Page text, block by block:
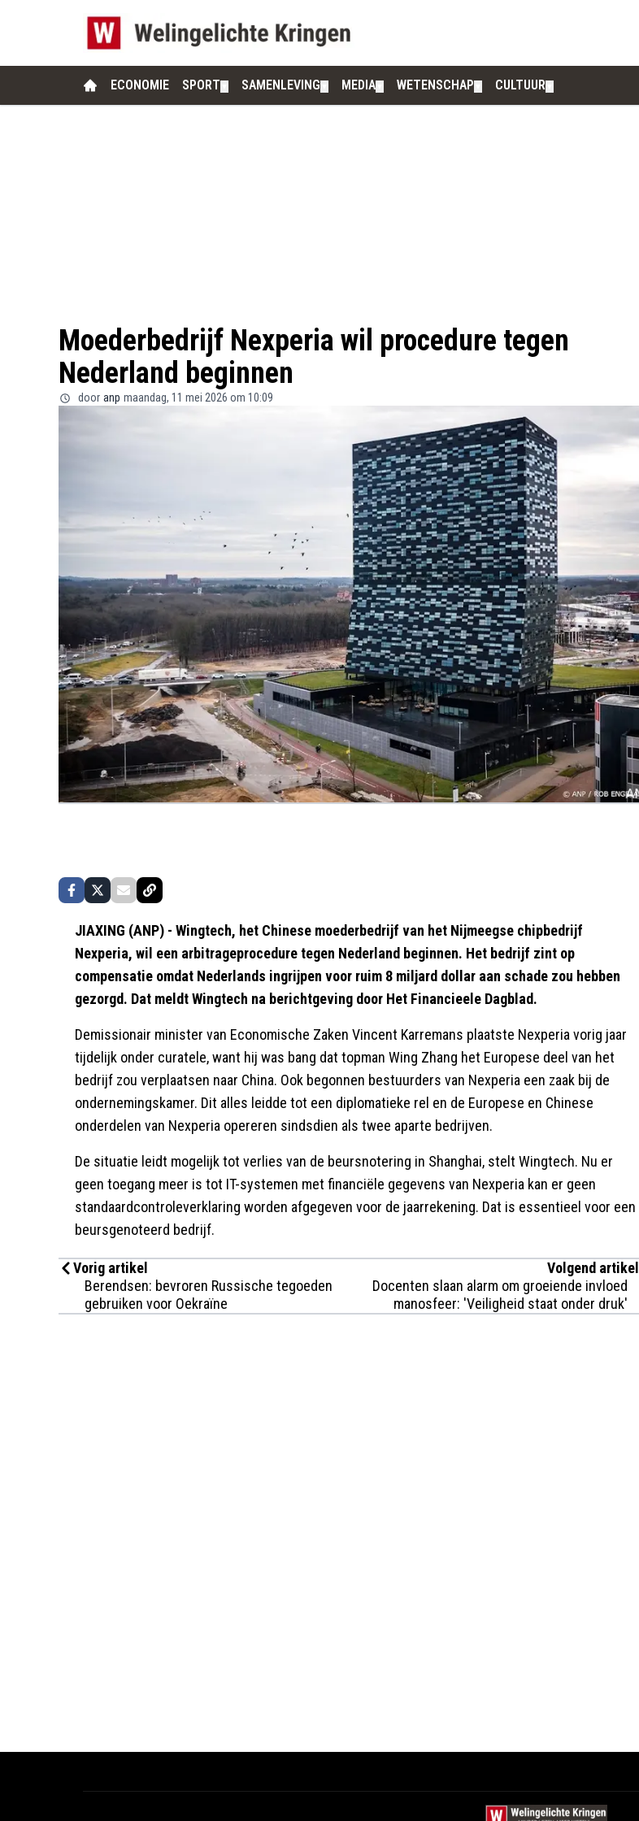
ECONOMIE SPORT SAMENLEVING MEDIA WETENSCHAP CULTUUR
Moederbedrijf Nexperia wil procedure tegen
Nederland beginnen
door anp maandag, 11 mei 2026 om 10:09
JIAXING (ANP) - Wingtech, het Chinese moederbedrijf van het Nijmeegse chipbedrijf
Nexperia, wil een arbitrageprocedure tegen Nederland beginnen. Het bedrijf zint op
compensatie omdat Nederlands ingrijpen voor ruim 8 miljard dollar aan schade zou hebben
gezorgd. Dat meldt Wingtech na berichtgeving door Het Financieele Dagblad.
Demissionair minister van Economische Zaken Vincent Karremans plaatste Nexperia vorig jaar
tijdelijk onder curatele, want hij was bang dat topman Wing Zhang het Europese deel van het
bedrijf zou verplaatsen naar China. Ook begonnen bestuurders van Nexperia een zaak bij de
ondernemingskamer. Dit alles leidde tot een diplomatieke rel en de Europese en Chinese
onderdelen van Nexperia opereren sindsdien als twee aparte bedrijven.
De situatie leidt mogelijk tot verlies van de beursnotering in Shanghai, stelt Wingtech. Nu er
geen toegang meer is tot IT-systemen met financiële gegevens van Nexperia kan er geen
standaardcontroleverklaring worden afgegeven voor de jaarrekening. Dat is essentieel voor een
beursgenoteerd bedrijf.
Vorig artikel
Berendsen: bevroren Russische tegoeden
gebruiken voor Oekraïne
Volgend artikel
Docenten slaan alarm om groeiende invloed
manosfeer: 'Veiligheid staat onder druk'